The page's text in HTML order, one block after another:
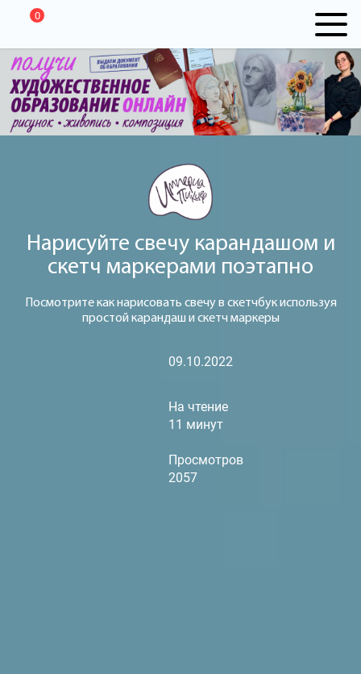
0
Нарисуйте свечу карандашом и
скетч маркерами поэтапно
Посмотрите как нарисовать свечу в скетчбук используя
простой карандаш и скетч маркеры
09.10.2022
На чтение
11 минут
Просмотров
2057